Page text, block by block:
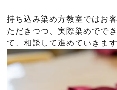
持ち込み染め方教室ではお
ただきつつ、実際染めでで
て、相談して進めていきます